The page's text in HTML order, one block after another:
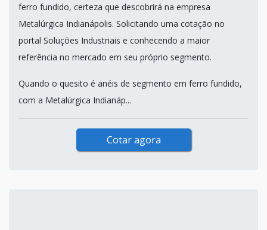
ferro fundido, certeza que descobrirá na empresa
Metalúrgica Indianápolis. Solicitando uma cotação no
portal Soluções Industriais e conhecendo a maior
referência no mercado em seu próprio segmento.
Quando o quesito é anéis de segmento em ferro fundido,
com a Metalúrgica Indianáp...
Cotar agora